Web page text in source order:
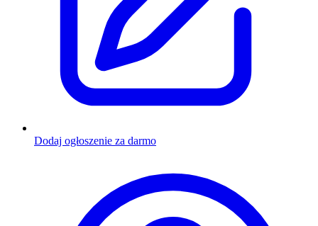
Dodaj ogłoszenie za darmo